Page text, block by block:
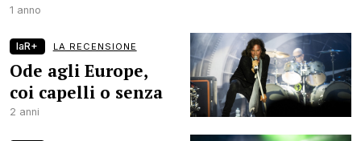
1 anno
laR+ LA RECENSIONE
Ode agli Europe,
coi capelli o senza
2 anni